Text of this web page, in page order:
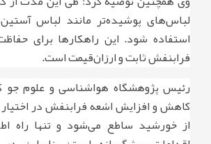
لباس‌های پوشیده‌تر مانند لباس
استفاده شود. این راهکارها برای
فرابنفش ثابت و ارزان‌قیمت است.
رئیس پژوهشگاه هواشناسی و علوم جو
کاهش و افزایش اشعه فرابنفش در اختیار
از خورشید ساطع می‌شود و تنها راه